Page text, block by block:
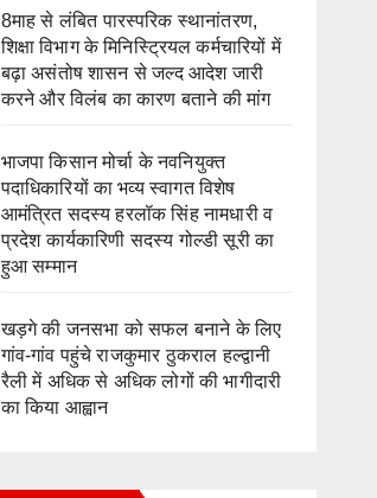
8माह से लंबित पारस्परिक स्थानांतरण,
शिक्षा विभाग के मिनिस्ट्रियल कर्मचारियों में
बढ़ा असंतोष शासन से जल्द आदेश जारी
करने और विलंब का कारण बताने की मांग
भाजपा किसान मोर्चा के नवनियुक्त
पदाधिकारियों का भव्य स्वागत विशेष
आमंत्रित सदस्य हरलॉक सिंह नामधारी व
प्रदेश कार्यकारिणी सदस्य गोल्डी सूरी का
हुआ सम्मान
खड़गे की जनसभा को सफल बनाने के लिए
गांव-गांव पहुंचे राजकुमार ठुकराल हल्द्वानी
रैली में अधिक से अधिक लोगों की भागीदारी
का किया आह्वान